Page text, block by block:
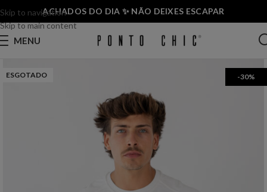
Skip to navigation
Skip to main content
ACHADOS DO DIA ✨ NÃO DEIXES ESCAPAR
MENU
ESGOTADO -30%